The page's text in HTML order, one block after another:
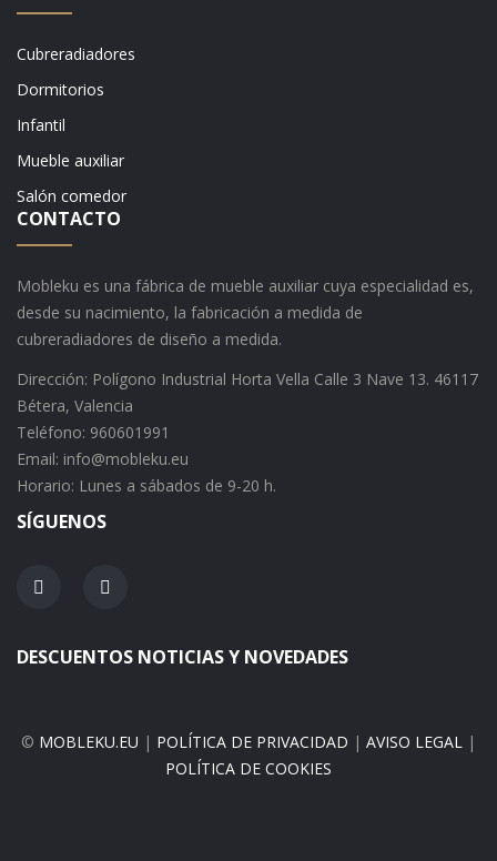
Cubreradiadores
Dormitorios
Infantil
Mueble auxiliar
Salón comedor
CONTACTO
Mobleku es una fábrica de mueble auxiliar cuya especialidad es,
desde su nacimiento, la fabricación a medida de
cubreradiadores de diseño a medida.
Dirección: Polígono Industrial Horta Vella Calle 3 Nave 13. 46117
Bétera, Valencia
Teléfono: 960601991
Email: info@mobleku.eu
Horario: Lunes a sábados de 9-20 h.
SÍGUENOS
DESCUENTOS NOTICIAS Y NOVEDADES
© MOBLEKU.EU | POLÍTICA DE PRIVACIDAD | AVISO LEGAL
|
POLÍTICA DE COOKIES